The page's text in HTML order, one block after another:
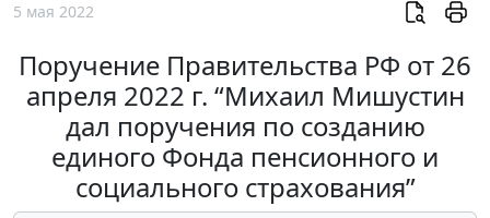
5 мая 2022
Поручение Правительства РФ от 26
апреля 2022 г. “Михаил Мишустин
дал поручения по созданию
единого Фонда пенсионного и
социального страхования”